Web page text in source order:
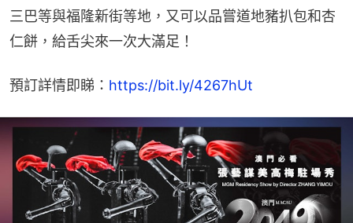
三巴等與福隆新街等地，又可以品嘗道地豬扒包和杏
仁餅，給舌尖來一次大滿足！
預訂詳情即睇： https://bit.ly/4267hUt